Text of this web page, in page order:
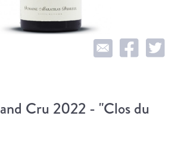
Cru 2022 - "Clos du